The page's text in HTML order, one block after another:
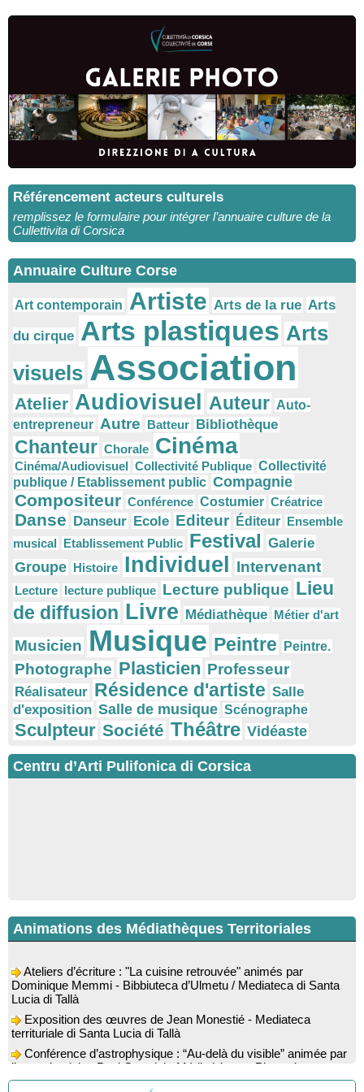
Référencement acteurs culturels
remplissez le formulaire pour intégrer l’annuaire culture de la
Cullettivita di Corsica
Annuaire Culture Corse
Art contemporain Artiste Arts de la rue Arts
du cirque Arts plastiques Arts
visuels Association
Atelier Audiovisuel Auteur Auto-
entrepreneur Autre Batteur Bibliothèque
Chanteur Chorale Cinéma
Cinéma/Audiovisuel Collectivité Publique Collectivité
publique / Etablissement public Compagnie
Compositeur Conférence Costumier Créatrice
Danse Danseur Ecole Editeur Éditeur Ensemble
musical Etablissement Public Festival Galerie
Groupe Histoire Individuel Intervenant
Lecture lecture publique Lecture publique Lieu
de diffusion Livre Médiathèque Métier d'art
Musicien Musique Peintre Peintre.
Photographe Plasticien Professeur
Réalisateur Résidence d'artiste Salle
d'exposition Salle de musique Scénographe
Sculpteur Société Théâtre Vidéaste
Centru d’Arti Pulifonica di Corsica
Animations des Médiathèques Territoriales
Dominique Memmi - Bibbiuteca d’Ulmetu / Mediateca di Santa
Lucia di Tallà
Exposition des œuvres de Jean Monestié - Mediateca
territuriale di Santa Lucia di Tallà
Conférence d’astrophysique : “Au-delà du visible” animée par
l’astrophysicien Paul Guerrini - Médiathèque - Pitretu è